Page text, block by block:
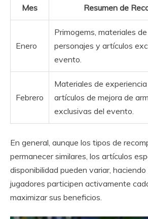
Mes Resumen de
Enero
Primogems, materiales
personajes y artículos
evento.
Febrero
Materiales de experiencia
artículos de mejora de
exclusivas del evento.
En general, aunque los tipos de
permanecer similares, los artículos
disponibilidad pueden variar,
jugadores participen activamente
maximizar sus beneficios.